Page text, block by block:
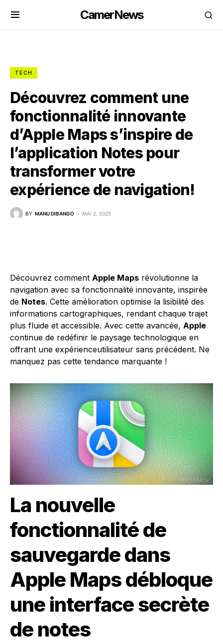
CamerNews
TECH
Découvrez comment une
fonctionnalité innovante
d’Apple Maps s’inspire de
l’application Notes pour
transformer votre
expérience de navigation!
BY MANU DIBANGO MAI 2, 2025
Découvrez comment Apple Maps révolutionne la
navigation avec sa fonctionnalité innovante, inspirée
de Notes. Cette amélioration optimise la lisibilité des
informations cartographiques, rendant chaque trajet
plus fluide et accessible. Avec cette avancée, Apple
continue de redéfinir le paysage technologique en
offrant une expérienceutilisateur sans précédent. Ne
manquez pas cette tendance marquante !
La nouvelle
fonctionnalité de
sauvegarde dans
Apple Maps débloque
une interface secrète
de notes